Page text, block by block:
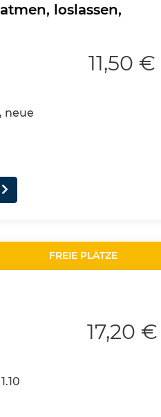
loslassen,
neue
11,50 €
FREIE PLÄTZE
17,20 €